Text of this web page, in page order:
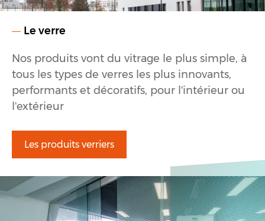
Le verre
Nos produits vont du vitrage le plus simple, à
tous les types de verres les plus innovants,
performants et décoratifs, pour l'intérieur ou
l'extérieur
Les produits verriers